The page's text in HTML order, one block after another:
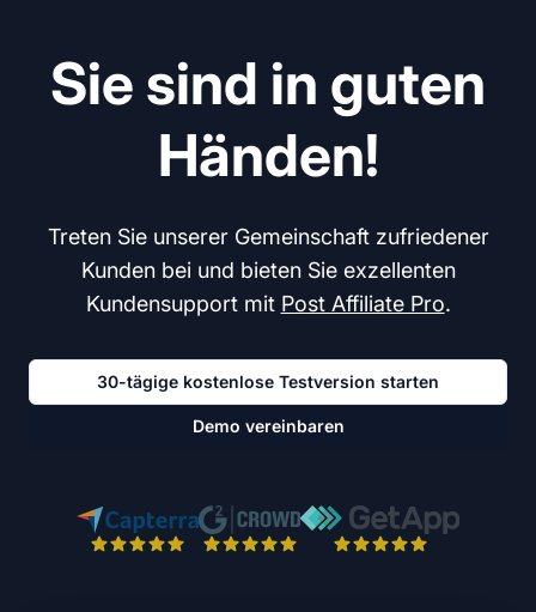
Sie sind in guten
Händen!
Treten Sie unserer Gemeinschaft zufriedener
Kunden bei und bieten Sie exzellenten
Kundensupport mit Post Affiliate Pro.
30-tägige kostenlose Testversion starten
Demo vereinbaren